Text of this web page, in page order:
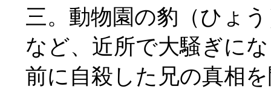
三。動物園の豹（ひょ
など、近所で大騒ぎに
前に自殺した兄の真相